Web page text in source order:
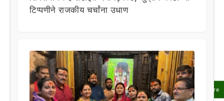
Share
टिप्पणीने राजकीय चर्चांना उधाण